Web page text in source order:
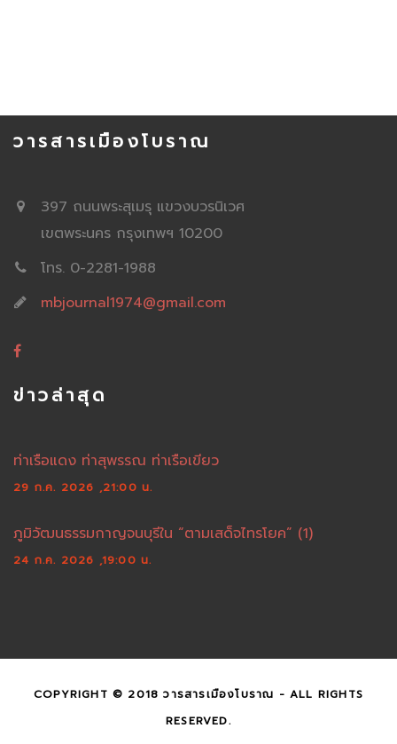
วารสารเมืองโบราณ
397 ถนนพระสุเมรุ แขวงบวรนิเวศ
เขตพระนคร กรุงเทพฯ 10200
โทร. 0-2281-1988
mbjournal1974@gmail.com
ข่าวล่าสุด
ท่าเรือแดง ท่าสุพรรณ ท่าเรือเขียว
29 ก.ค. 2026 ,21:00 น.
ภูมิวัฒนธรรมกาญจนบุรีใน “ตามเสด็จไทรโยค” (1)
24 ก.ค. 2026 ,19:00 น.
COPYRIGHT © 2018 วารสารเมืองโบราณ - ALL RIGHTS
RESERVED.